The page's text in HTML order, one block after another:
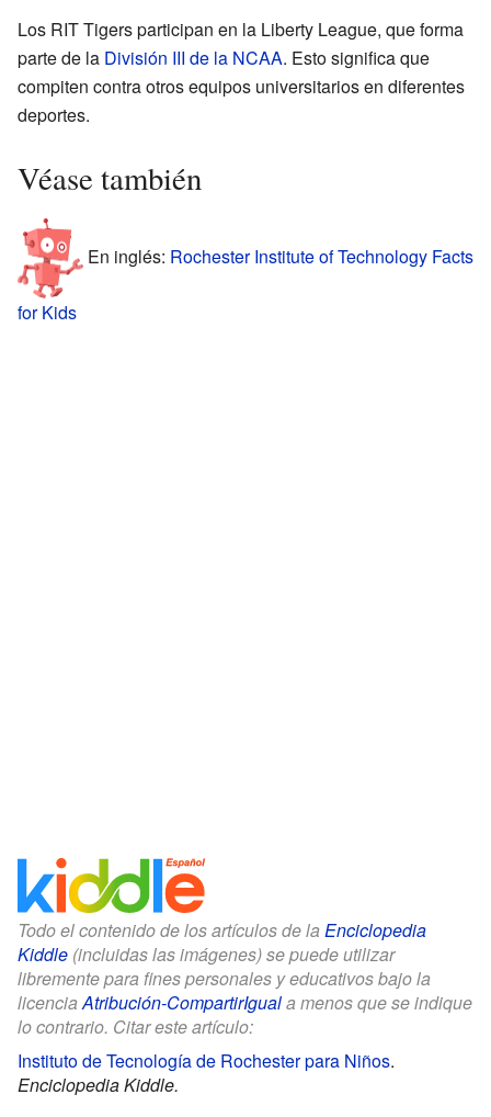
Los RIT Tigers participan en la Liberty League, que forma
parte de la División III de la NCAA. Esto significa que
compiten contra otros equipos universitarios en diferentes
deportes.
Véase también
En inglés: Rochester Institute of Technology Facts
for Kids
Todo el contenido de los artículos de la Enciclopedia
Kiddle (incluidas las imágenes) se puede utilizar
libremente para fines personales y educativos bajo la
licenciaAtribución-CompartirIguala menos que se indique
lo contrario. Citar este artículo:
Instituto de Tecnología de Rochester para Niños.
Enciclopedia Kiddle.